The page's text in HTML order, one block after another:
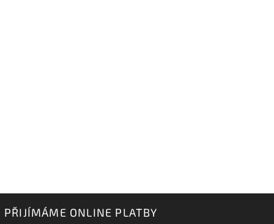
PŘIJÍMÁME ONLINE PLATBY